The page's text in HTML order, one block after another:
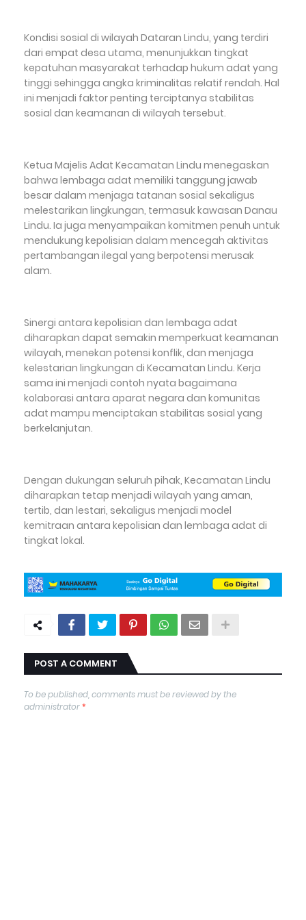
Kondisi sosial di wilayah Dataran Lindu, yang terdiri
dari empat desa utama, menunjukkan tingkat
kepatuhan masyarakat terhadap hukum adat yang
tinggi sehingga angka kriminalitas relatif rendah. Hal
ini menjadi faktor penting terciptanya stabilitas
sosial dan keamanan di wilayah tersebut.
Ketua Majelis Adat Kecamatan Lindu menegaskan
bahwa lembaga adat memiliki tanggung jawab
besar dalam menjaga tatanan sosial sekaligus
melestarikan lingkungan, termasuk kawasan Danau
Lindu. Ia juga menyampaikan komitmen penuh untuk
mendukung kepolisian dalam mencegah aktivitas
pertambangan ilegal yang berpotensi merusak
alam.
Sinergi antara kepolisian dan lembaga adat
diharapkan dapat semakin memperkuat keamanan
wilayah, menekan potensi konflik, dan menjaga
kelestarian lingkungan di Kecamatan Lindu. Kerja
sama ini menjadi contoh nyata bagaimana
kolaborasi antara aparat negara dan komunitas
adat mampu menciptakan stabilitas sosial yang
berkelanjutan.
Dengan dukungan seluruh pihak, Kecamatan Lindu
diharapkan tetap menjadi wilayah yang aman,
tertib, dan lestari, sekaligus menjadi model
kemitraan antara kepolisian dan lembaga adat di
tingkat lokal.
POST A COMMENT
To be published, comments must be reviewed by the
administrator*